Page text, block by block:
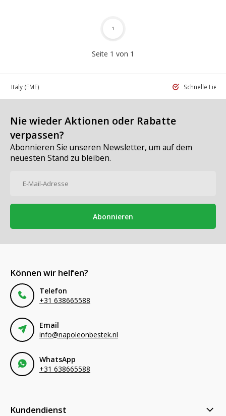
Seite 1 von 1
1
in Italy (EME) Schnelle
Nie wieder Aktionen oder Rabatte
verpassen?
Abonnieren Sie unseren Newsletter, um auf dem
neuesten Stand zu bleiben.
Abonnieren
Können wir helfen?
Telefon
+31 638665588
Email
info@napoleonbestek.nl
WhatsApp
+31 638665588
Kundendienst